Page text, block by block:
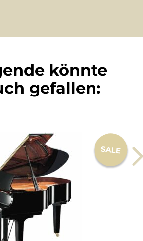
könnte
gefallen: